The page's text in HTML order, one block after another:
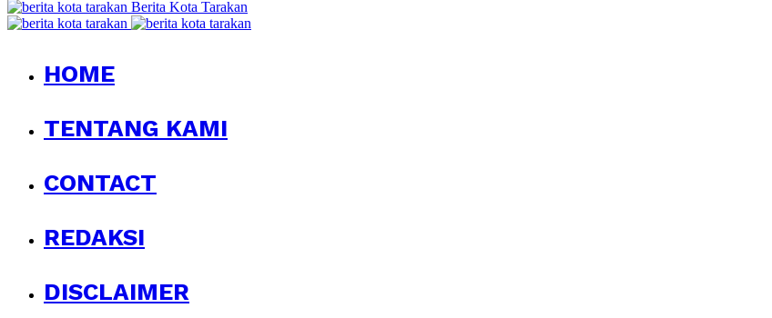
Berita Kota Tarakan
HOME
TENTANG KAMI
CONTACT
REDAKSI
DISCLAIMER